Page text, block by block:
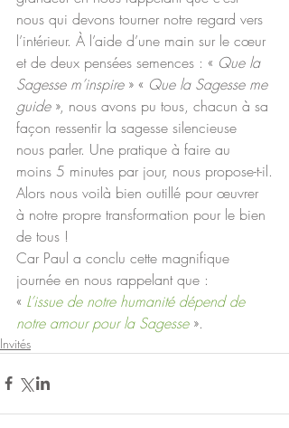
nous qui devons tourner notre regard vers
l’intérieur. À l’aide d’une main sur le cœur
et de deux pensées semences : « Que la
Sagesse m’inspire » « Que la Sagesse me
guide », nous avons pu tous, chacun à sa
façon ressentir la sagesse silencieuse
nous parler. Une pratique à faire au
moins 5 minutes par jour, nous propose-t-il.
Alors nous voilà bien outillé pour œuvrer
à notre propre transformation pour le bien
de tous !
Car Paul a conclu cette magnifique
journée en nous rappelant que :
« L’issue de notre humanité dépend de
notre amour pour la Sagesse ».
Invités